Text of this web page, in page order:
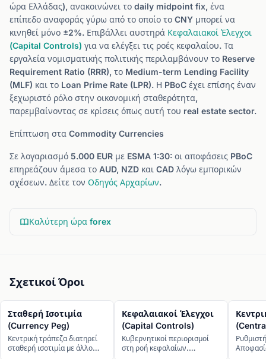
ώρα Ελλάδας), ανακοινώνει το daily midpoint fix, ένα
επίπεδο αναφοράς γύρω από το οποίο το CNY μπορεί να
κινηθεί μόνο ±2%. Επιβάλλει αυστηρά Κεφαλαιακοί Έλεγχοι
(Capital Controls) για να ελέγξει τις ροές κεφαλαίου. Τα
εργαλεία νομισματικής πολιτικής περιλαμβάνουν το Reserve
Requirement Ratio (RRR), το Medium-term Lending Facility
(MLF) και το Loan Prime Rate (LPR). Η PBoC έχει επίσης έναν
ξεχωριστό ρόλο στην οικονομική σταθερότητα,
παρεμβαίνοντας σε κρίσεις όπως αυτή του real estate sector.
Επίπτωση στα Commodity Currencies
Σε λογαριασμό 5.000 EUR με ESMA 1:30: οι αποφάσεις PBoC
επηρεάζουν άμεσα το AUD, NZD και CAD λόγω εμπορικών
σχέσεων. Δείτε τον Οδηγός Αρχαρίων.
Καλύτερη ώρα forex
Σχετικοί Όροι
Σταθερή Ισοτιμία
(Currency Peg)
Κεντρική τράπεζα διατηρεί
σταθερή ισοτιμία με άλλο
Κεφαλαιακοί Έλεγχοι
(Capital Controls)
Κυβερνητικοί περιορισμοί
στη ροή κεφαλαίων.